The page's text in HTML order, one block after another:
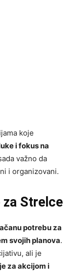
koje
i fokus na
važno da
i organizovani.
za Strelce
potrebu za
svojih planova.
ali je
za akcijom i